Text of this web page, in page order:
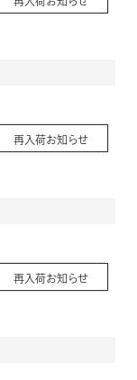
再入荷お知らせ
再入荷お知らせ